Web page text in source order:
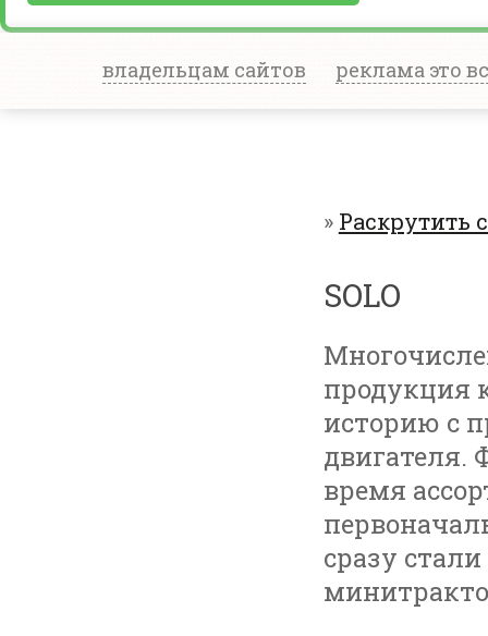
владельцам сайтов реклама это
» Раскрутить
SOLO
продукция
историю с
двигателя.
время
сразу